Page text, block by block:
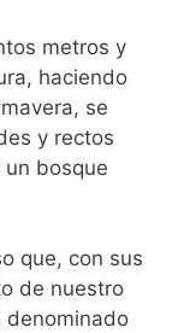
metros y
haciendo
se
y rectos
bosque
que, con sus
de nuestro
denominado